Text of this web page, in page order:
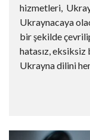
hizmetleri,
Ukraynacaya
bir şekilde
hatasız,
Ukrayna dilini